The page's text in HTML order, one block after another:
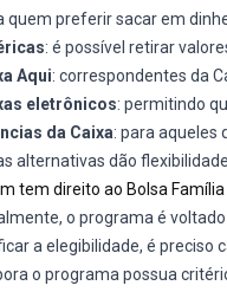
quem preferir sacar em
: é possível retirar
Aqui: correspondentes da
eletrônicos: permitindo
da Caixa: para aqueles
alternativas dão
tem direito ao Bolsa Família
o programa é
a elegibilidade, é preciso
o programa possua